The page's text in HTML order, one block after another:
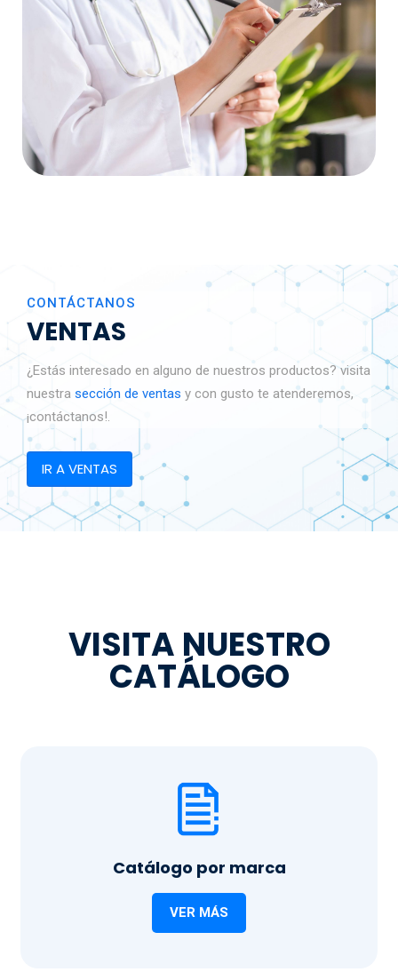
CONTÁCTANOS
VENTAS
¿Estás interesado en alguno de nuestros productos? visita
nuestra sección de ventas y con gusto te atenderemos,
¡contáctanos!.
IR A VENTAS
VISITA NUESTRO
CATÁLOGO
Catálogo por marca
VER MÁS